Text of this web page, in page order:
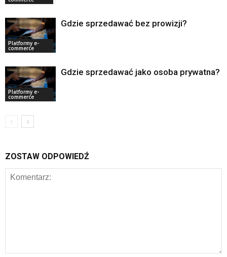
Platformy e-
commerce
Gdzie sprzedawać bez prowizji?
Platformy e-
commerce
Gdzie sprzedawać jako osoba prywatna?
ZOSTAW ODPOWIEDŹ